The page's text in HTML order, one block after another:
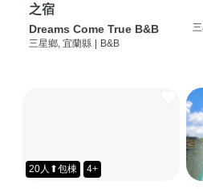
之宿
Dreams Come True B&B
三星鄉, 宜蘭縣 | B&B
20人⬆包棟 4+